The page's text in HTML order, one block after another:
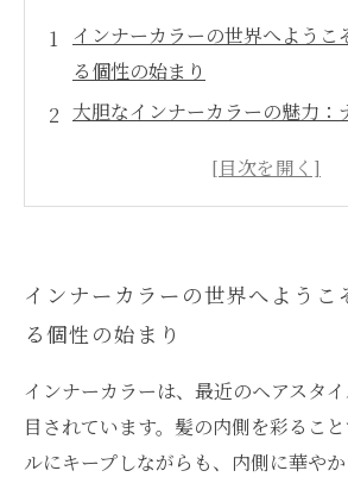
インナーカラーの世界へようこ
る個性の始まり
大胆なインナーカラーの魅力：
ント
ケア方法の重要性：インナーカ
シーン別アレンジ術：インナー
引き出す
インナーカラーの世界へようこ
る個性の始まり
インナーカラーは、最近のヘアスタ
目されています。髪の内側を彩るこ
ルにキープしながらも、内側に華や